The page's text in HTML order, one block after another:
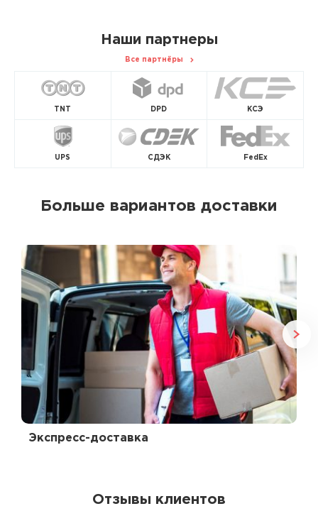
Наши партнеры
Все партнёры
TNT DPD КСЭ
UPS СДЭК FedEx
Больше вариантов доставки
Экспресс-доставка
Отзывы клиентов